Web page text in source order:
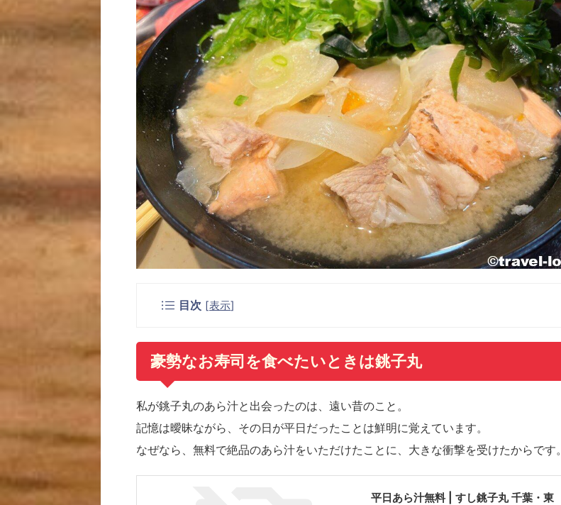
目次 [表示]
豪勢なお寿司を食べたいときは銚子丸
私が銚子丸のあら汁と出会ったのは、遠い昔のこと。
記憶は曖昧ながら、その日が平日だったことは鮮明に覚えています。
なぜなら、無料で絶品のあら汁をいただけたことに、大きな衝撃を受けたからです。
平日あら汁無料 | すし銚子丸 千葉・東